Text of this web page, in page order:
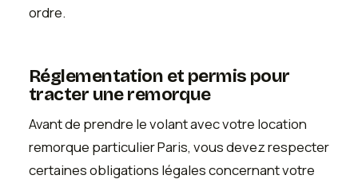
ordre.
Réglementation et permis pour
tracter une remorque
Avant de prendre le volant avec votre location
remorque particulier Paris, vous devez respecter
certaines obligations légales concernant votre